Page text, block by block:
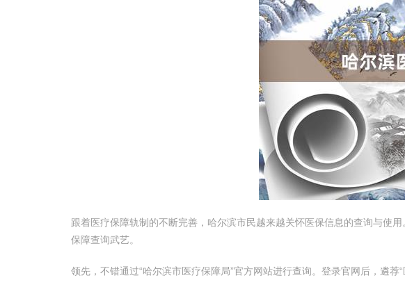
跟着医疗保障轨制的不断完善，哈尔滨市民越来越关怀医保信息的查询与使
保障查询武艺。
领先，不错通过“哈尔滨市医疗保障局”官方网站进行查询。登录官网后，遴